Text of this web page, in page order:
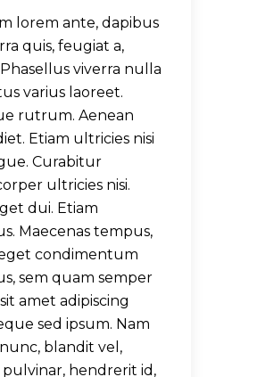
lorem ante, dapibus
quis, feugiat a,
viverra nulla
varius laoreet.
rutrum. Aenean
Etiam ultricies nisi
Curabitur
ultricies nisi.
dui. Etiam
Maecenas tempus,
condimentum
sem quam semper
amet adipiscing
sed ipsum. Nam
blandit vel,
pulvinar, hendrerit id,